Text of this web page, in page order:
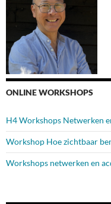
ONLINE WORKSHOPS
H4 Workshops Netwerken
Workshop Hoe zichtbaar
Workshops netwerken en